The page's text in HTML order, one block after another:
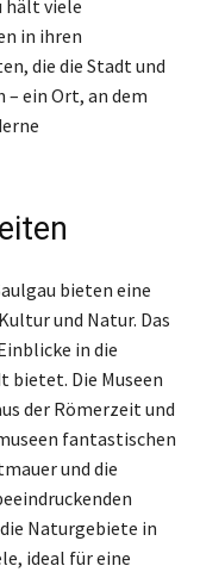
hält viele
in ihren
die die Stadt und
– ein Ort, an dem
bieten eine
und Natur. Das
in die
bietet. Die Museen
der Römerzeit und
fantastischen
und die
Naturgebiete in
ideal für eine